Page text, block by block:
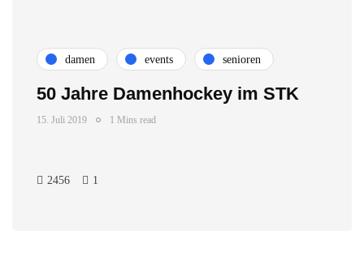
damen events senioren
50 Jahre Damenhockey im STK
15. Juli 2019 1 Mins read
2456 1